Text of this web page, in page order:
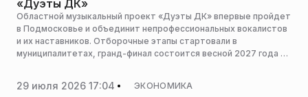
«Дуэты ДК»
Областной музыкальный проект «Дуэты ДК» впервые пройдет
в Подмосковье и объединит непрофессиональных вокалистов
и их наставников. Отборочные этапы стартовали в
муниципалитетах, гранд-финал состоится весной 2027 года в
29 июля 2026 17:04 ЭКОНОМИКА